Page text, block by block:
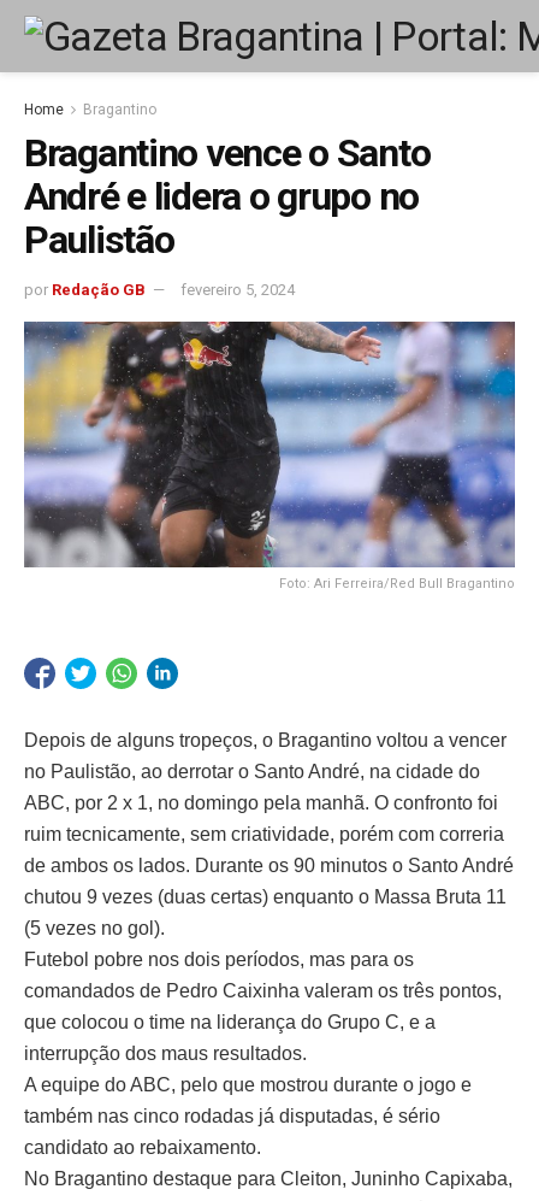
Home Bragantino
Bragantino vence o Santo
André e lidera o grupo no
Paulistão
por Redação GB fevereiro 5, 2024
Foto: Ari Ferreira/Red Bull Bragantino
Depois de alguns tropeços, o Bragantino voltou a vencer
no Paulistão, ao derrotar o Santo André, na cidade do
ABC, por 2 x 1, no domingo pela manhã. O confronto foi
ruim tecnicamente, sem criatividade, porém com correria
de ambos os lados. Durante os 90 minutos o Santo André
chutou 9 vezes (duas certas) enquanto o Massa Bruta 11
(5 vezes no gol).
Futebol pobre nos dois períodos, mas para os
comandados de Pedro Caixinha valeram os três pontos,
que colocou o time na liderança do Grupo C, e a
interrupção dos maus resultados.
A equipe do ABC, pelo que mostrou durante o jogo e
também nas cinco rodadas já disputadas, é sério
candidato ao rebaixamento.
No Bragantino destaque para Cleiton, Juninho Capixaba,